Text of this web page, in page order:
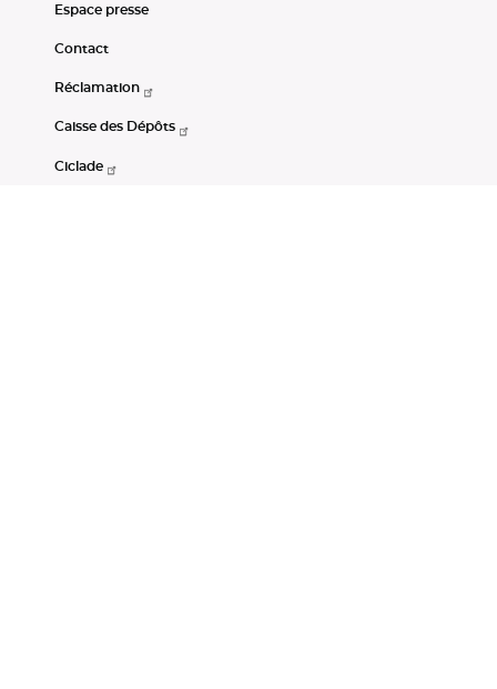
Espace presse
Contact
Réclamation
Caisse des Dépôts
Ciclade